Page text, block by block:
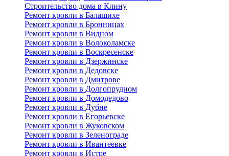
Строительство дома в Клину
Ремонт кровли в Балашихе
Ремонт кровли в Бронницах
Ремонт кровли в Видном
Ремонт кровли в Волоколамске
Ремонт кровли в Воскресенске
Ремонт кровли в Дзержинске
Ремонт кровли в Дедовске
Ремонт кровли в Дмитрове
Ремонт кровли в Долгопрудном
Ремонт кровли в Домодедово
Ремонт кровли в Дубне
Ремонт кровли в Егорьевске
Ремонт кровли в Жуковском
Ремонт кровли в Зеленограде
Ремонт кровли в Ивантеевке
Ремонт кровли в Истре